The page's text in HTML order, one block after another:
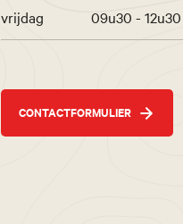
vrijdag 09u30 -
CONTACTFORMULIER